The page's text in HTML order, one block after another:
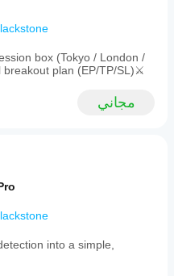
box (Tokyo / London /
breakout plan (EP/TP/SL)⚔️
مجاني
Filter X Pro
into a simple,